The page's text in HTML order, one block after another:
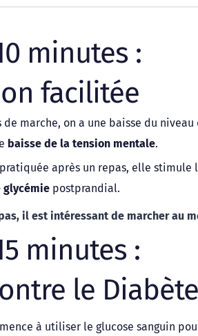
minutes :
facilitée
de marche, on a une baisse du
baisse de la tension mentale.
glycémie postprandial.
il est intéressant de marcher au
minutes :
le Diabète
à utiliser le glucose sanguin